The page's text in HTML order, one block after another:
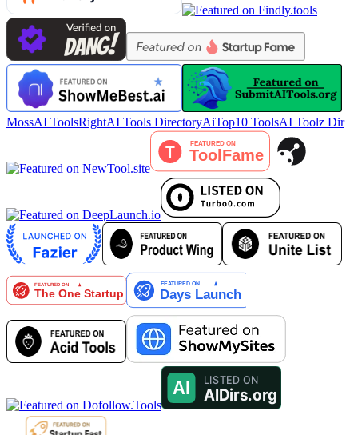
MossAI ToolsRightAI Tools DirectoryAiTop10 ToolsAI Toolz Dir